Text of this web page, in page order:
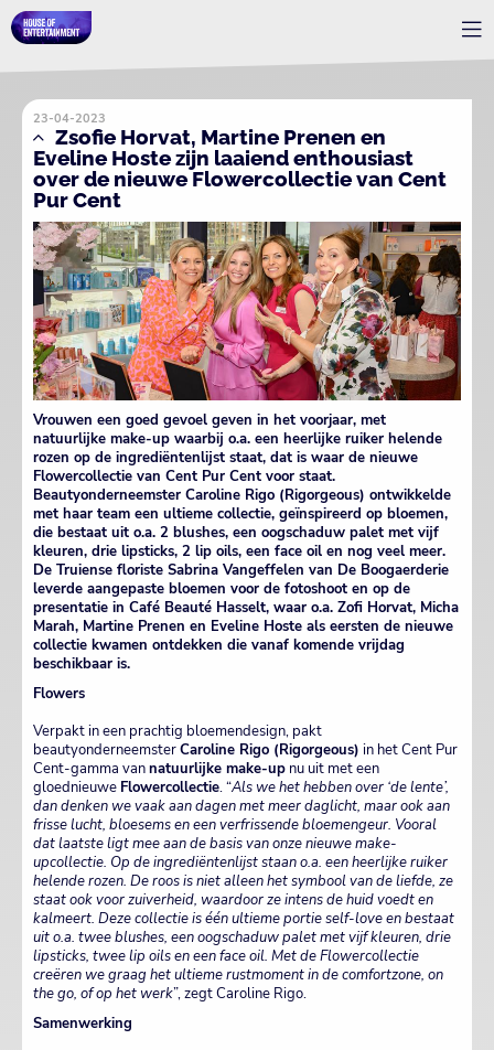
23-04-2023
Zsofie Horvat, Martine Prenen en
Eveline Hoste zijn laaiend enthousiast
over de nieuwe Flowercollectie van Cent
Pur Cent
Vrouwen een goed gevoel geven in het voorjaar, met
natuurlijke make-up waarbij o.a. een heerlijke ruiker helende
rozen op de ingrediëntenlijst staat, dat is waar de nieuwe
Flowercollectie van Cent Pur Cent voor staat.
Beautyonderneemster Caroline Rigo (Rigorgeous) ontwikkelde
met haar team een ultieme collectie, geïnspireerd op bloemen,
die bestaat uit o.a. 2 blushes, een oogschaduw palet met vijf
kleuren, drie lipsticks, 2 lip oils, een face oil en nog veel meer.
De Truiense floriste Sabrina Vangeffelen van De Boogaerderie
leverde aangepaste bloemen voor de fotoshoot en op de
presentatie in Café Beauté Hasselt, waar o.a. Zofi Horvat, Micha
Marah, Martine Prenen en Eveline Hoste als eersten de nieuwe
collectie kwamen ontdekken die vanaf komende vrijdag
beschikbaar is.
Flowers
Verpakt in een prachtig bloemendesign, pakt
beautyonderneemsterCaroline Rigo (Rigorgeous) in het Cent Pur
Cent-gamma vannatuurlijke make-up nu uit met een
gloednieuwe Flowercollectie. “Als we het hebben over ‘de lente’,
dan denken we vaak aan dagen met meer daglicht, maar ook aan
frisse lucht, bloesems en een verfrissende bloemengeur. Vooral
dat laatste ligt mee aan de basis van onze nieuwe make-
upcollectie. Op de ingrediëntenlijst staan o.a. een heerlijke ruiker
helende rozen. De roos is niet alleen het symbool van de liefde, ze
staat ook voor zuiverheid, waardoor ze intens de huid voedt en
kalmeert. Deze collectie is één ultieme portie self-love en bestaat
uit o.a. twee blushes, een oogschaduw palet met vijf kleuren, drie
lipsticks, twee lip oils en een face oil. Met de Flowercollectie
creëren we graag het ultieme rustmoment in de comfortzone, on
the go, of op het werk”, zegt Caroline Rigo.
Samenwerking